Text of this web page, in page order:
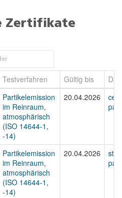
Zertifikate
Testverfahren Gültig bis
Partikelemission
im Reinraum,
atmosphärisch
(ISO 14644-1,
-14)
20.04.2026
Partikelemission
im Reinraum,
atmosphärisch
(ISO 14644-1,
-14)
20.04.2026